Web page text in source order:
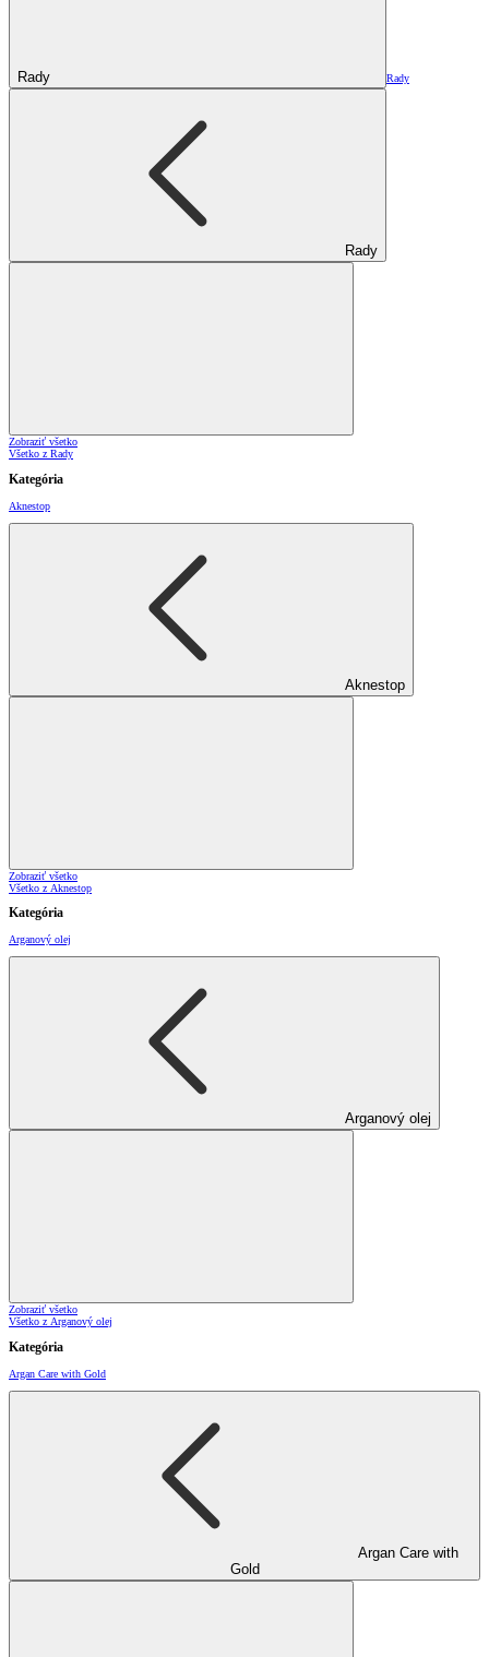
Rady Rady
Rady
Zobraziť všetko
Všetko z Rady
Kategória
Aknestop
Aknestop
Zobraziť všetko
Všetko z Aknestop
Kategória
Arganový olej
Arganový olej
Zobraziť všetko
Všetko z Arganový olej
Kategória
Argan Care with Gold
Argan Care with
Gold